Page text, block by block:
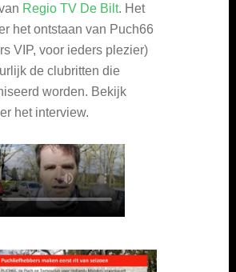
Regio TV De Bilt. Het
het ontstaan van Puch66
VIP, voor ieders plezier)
de clubritten die
worden. Bekijk
het interview.